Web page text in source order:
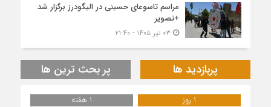
مراسم تاسوعای حسینی در الیگودرز برگزار شد
+تصویر
پربازدید ها پر بحث ترین ها
1 روز
1 هفته